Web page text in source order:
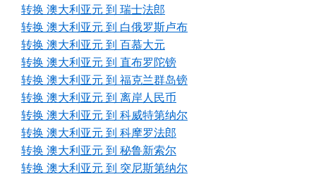
转换 澳大利亚元 到 瑞士法郎
转换 澳大利亚元 到 白俄罗斯卢布
转换 澳大利亚元 到 百慕大元
转换 澳大利亚元 到 直布罗陀镑
转换 澳大利亚元 到 福克兰群岛镑
转换 澳大利亚元 到 离岸人民币
转换 澳大利亚元 到 科威特第纳尔
转换 澳大利亚元 到 科摩罗法郎
转换 澳大利亚元 到 秘鲁新索尔
转换 澳大利亚元 到 突尼斯第纳尔